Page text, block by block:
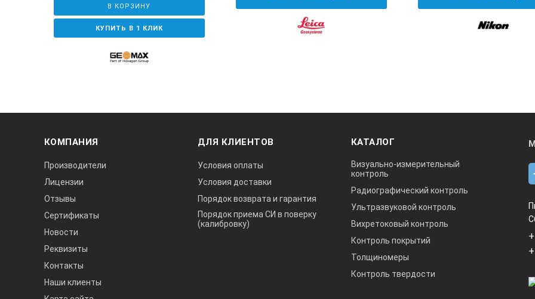
В КОРЗИНУ
КУПИТЬ В 1 КЛИК
КОМПАНИЯ
Производители
Лицензии
Отзывы
Сертификаты
Новости
Реквизиты
Контакты
Наши клиенты
ДЛЯ КЛИЕНТОВ
Условия оплаты
Условия доставки
Порядок возврата и гарантия
Порядок приема СИ в поверку
(калибровку)
КАТАЛОГ
Визуально-измерительный
контроль
Радиографический контроль
Ультразвуковой контроль
Вихретоковый контроль
Контроль покрытий
Толщиномеры
Контроль твердости